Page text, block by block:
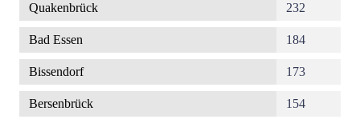
Quakenbrück 232
Bad Essen 184
Bissendorf 173
Bersenbrück 154